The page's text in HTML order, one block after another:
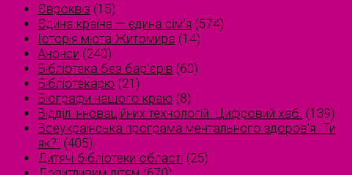
Євроквіз (15)
Єдина країна — єдина сім’я (574)
Історія міста Житомира (14)
Анонси (240)
Бібліотека без бар'єрів (60)
Бібліотекарю (21)
Біографи нашого краю (8)
Відділ інноваційних технологій. Цифровий хаб. (139)
Всеукраїнська програма ментального здоров'я "Ти
як?" (405)
Дитячі бібліотеки області (25)